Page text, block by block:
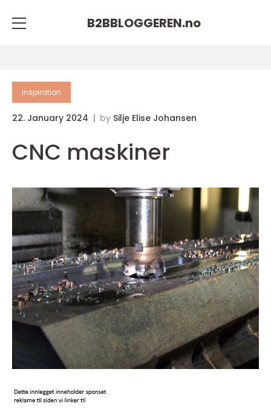
B2BBLOGGEREN.no
inspiration
22. January 2024 by Silje Elise Johansen
CNC maskiner